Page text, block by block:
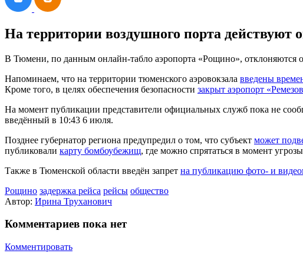
На территории воздушного порта
В Тюмени, по данным онлайн‑табло аэропорта «Рощино», отклоняются
Напоминаем, что на территории тюменского аэровокзала введены
Кроме того, в целях обеспечения безопасности закрыт аэропорт
На момент публикации представители официальных служб пока не
введённый в 10:43 6 июля.
Позднее губернатор региона предупредил о том, что субъект может
публиковали карту бомбоубежищ, где можно спрятаться в момент
Также в Тюменской области введён запрет на публикацию фото‑ и
Рощино задержка рейса рейсы общество
Автор: Ирина Труханович
Комментариев пока нет
Комментировать